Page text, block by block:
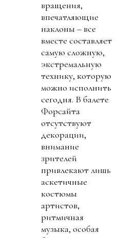
вращения,
впечатляющие
наклоны – все
вместе составляет
самую сложную,
экстремальную
технику, которую
можно исполнить
сегодня. В балете
Форсайта
отсутствуют
декорации,
внимание
зрителей
привлекают лишь
аскетичные
костюмы
артистов,
ритмичная
музыка, особая